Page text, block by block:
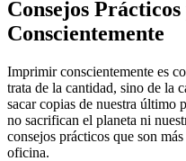
Consejos
Conscientemente
Imprimir conscientemente es
trata de la cantidad, sino de la
sacar copias de nuestra último
no sacrifican el planeta ni
consejos prácticos que son
oficina.